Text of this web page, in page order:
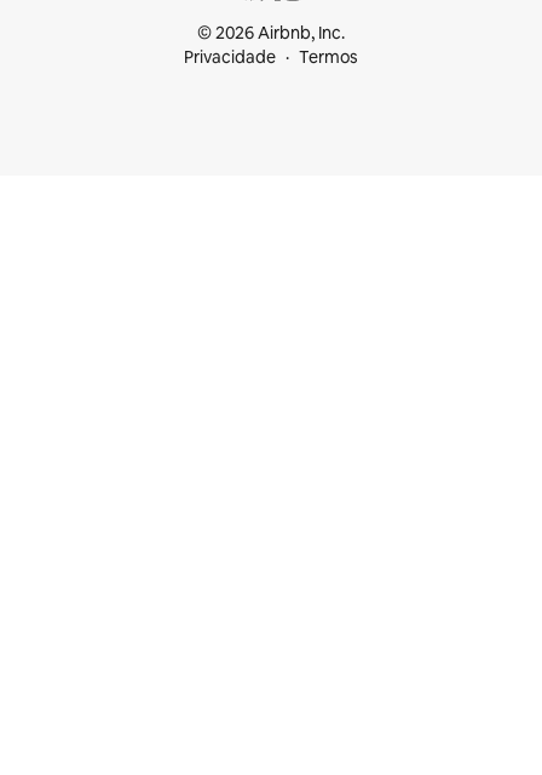
© 2026 Airbnb, Inc.
Privacidade
Termos